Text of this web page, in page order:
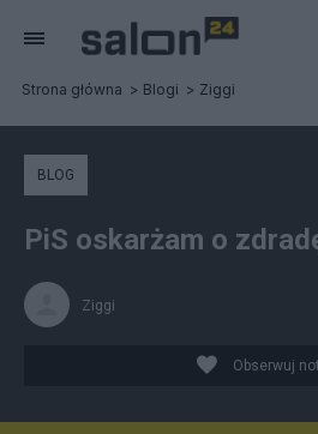
Strona główna Blogi Ziggi
BLOG
PiS oskarżam o
Ziggi
Obserwuj